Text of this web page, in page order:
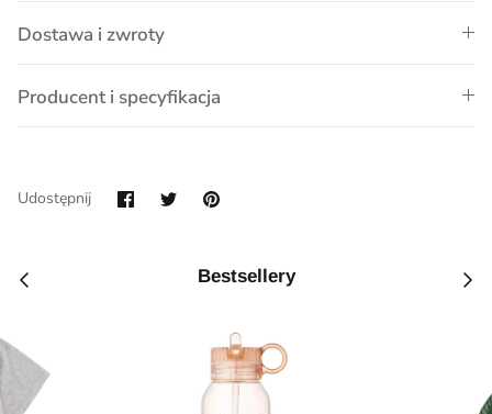
Dostawa i zwroty
Producent i specyfikacja
Udostępnij Udostępnij
na
Przypnij
Bestsellery